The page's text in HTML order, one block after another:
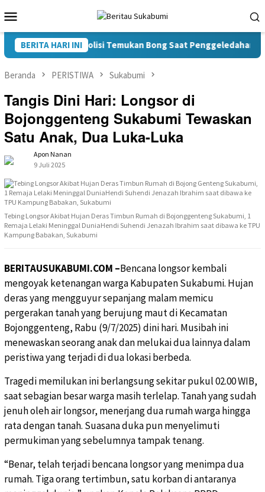
ke
kontenMobile
BERITA HARI INI
Narkoba, Polisi Temukan Bong Saat Penggeledahan
Beranda PERISTIWA Sukabumi
Tangis Dini Hari: Longsor di
Bojonggenteng Sukabumi Tewaskan
Satu Anak, Dua Luka-Luka
Apon Nanan
9 Juli 2025
Tebing Longsor Akibat Hujan Deras Timbun Rumah di Bojonggenteng Sukabumi, 1
Remaja Lelaki Meninggal DuniaHendi Suhendi Jenazah Ibrahim saat dibawa ke TPU
Kampung Babakan, Sukabumi
BERITAUSUKABUMI.COM –Bencana longsor kembali
mengoyak ketenangan warga Kabupaten Sukabumi. Hujan
deras yang mengguyur sepanjang malam memicu
pergerakan tanah yang berujung maut di Kecamatan
Bojonggenteng, Rabu (9/7/2025) dini hari. Musibah ini
menewaskan seorang anak dan melukai dua lainnya dalam
peristiwa yang terjadi di dua lokasi berbeda.
Tragedi memilukan ini berlangsung sekitar pukul 02.00 WIB,
saat sebagian besar warga masih terlelap. Tanah yang sudah
jenuh oleh air longsor, menerjang dua rumah warga hingga
rata dengan tanah. Suasana duka pun menyelimuti
permukiman yang sebelumnya tampak tenang.
“Benar, telah terjadi bencana longsor yang menimpa dua
rumah. Tiga orang tertimbun, satu korban di antaranya